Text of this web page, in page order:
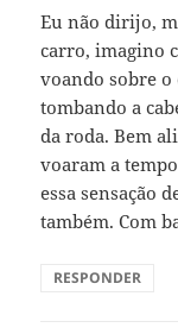
Eu não dirijo,
carro, imagino
voando sobre
tombando a
da roda. Bem
voaram a
essa sensação
também. Com
RESPONDER